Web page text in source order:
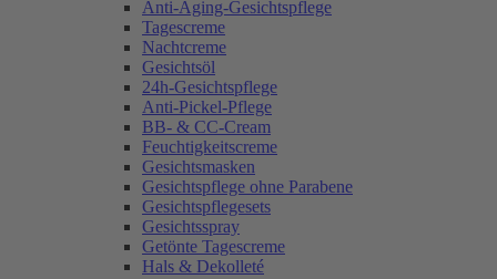
Anti-Aging-Gesichtspflege
Tagescreme
Nachtcreme
Gesichtsöl
24h-Gesichtspflege
Anti-Pickel-Pflege
BB- & CC-Cream
Feuchtigkeitscreme
Gesichtsmasken
Gesichtspflege ohne Parabene
Gesichtspflegesets
Gesichtsspray
Getönte Tagescreme
Hals & Dekolleté